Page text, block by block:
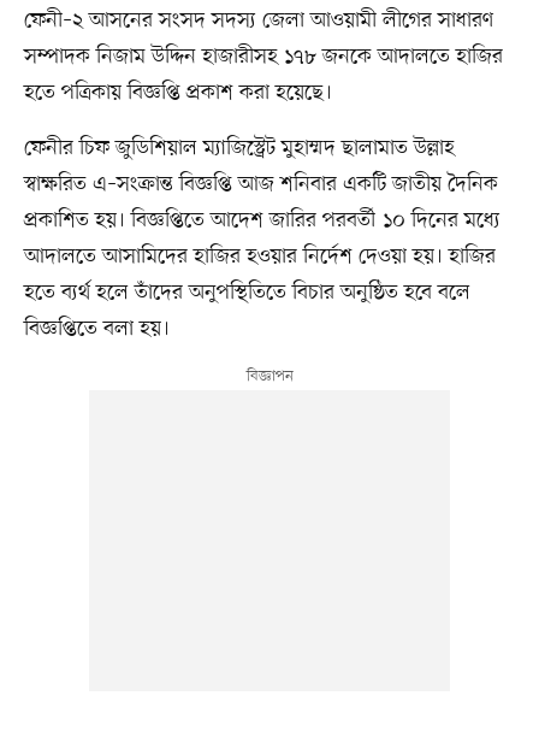
ফেনী–২ আসনের সংসদ সদস্য জেলা আওয়ামী লীগের সাধারণ
সম্পাদক নিজাম উদ্দিন হাজারীসহ ১৭৮ জনকে আদালতে হাজির
হতে পত্রিকায় বিজ্ঞপ্তি প্রকাশ করা হয়েছে।
ফেনীর চিফ জুডিশিয়াল ম্যাজিস্ট্রেট মুহাম্মদ ছালামাত উল্লাহ
স্বাক্ষরিত এ–সংক্রান্ত বিজ্ঞপ্তি আজ শনিবার একটি জাতীয় দৈনিক
প্রকাশিত হয়। বিজ্ঞপ্তিতে আদেশ জারির পরবর্তী ১০ দিনের মধ্যে
আদালতে আসামিদের হাজির হওয়ার নির্দেশ দেওয়া হয়। হাজির
হতে ব্যর্থ হলে তাঁদের অনুপস্থিতিতে বিচার অনুষ্ঠিত হবে বলে
বিজ্ঞপ্তিতে বলা হয়।